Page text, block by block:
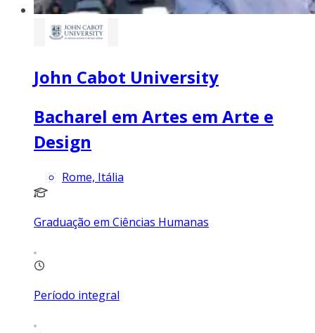
John Cabot University
Bacharel em Artes em Arte e
Design
Rome, Itália
Graduação em Ciências Humanas
Período integral